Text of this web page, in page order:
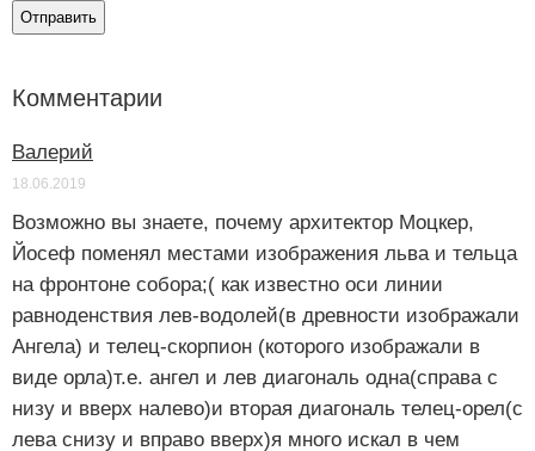
Комментарии
Валерий
18.06.2019
Возможно вы знаете, почему архитектор Моцкер,
Йосеф поменял местами изображения льва и тельца
на фронтоне собора;( как известно оси линии
равноденствия лев-водолей(в древности изображали
Ангела) и телец-скорпион (которого изображали в
виде орла)т.е. ангел и лев диагональ одна(справа с
низу и вверх налево)и вторая диагональ телец-орел(с
лева снизу и вправо вверх)я много искал в чем